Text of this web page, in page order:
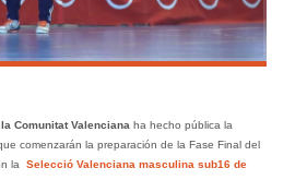
Comunitat Valenciana ha hecho pública la
comenzarán la preparación de la Fase Final del
la Selecció Valenciana masculina sub16 de